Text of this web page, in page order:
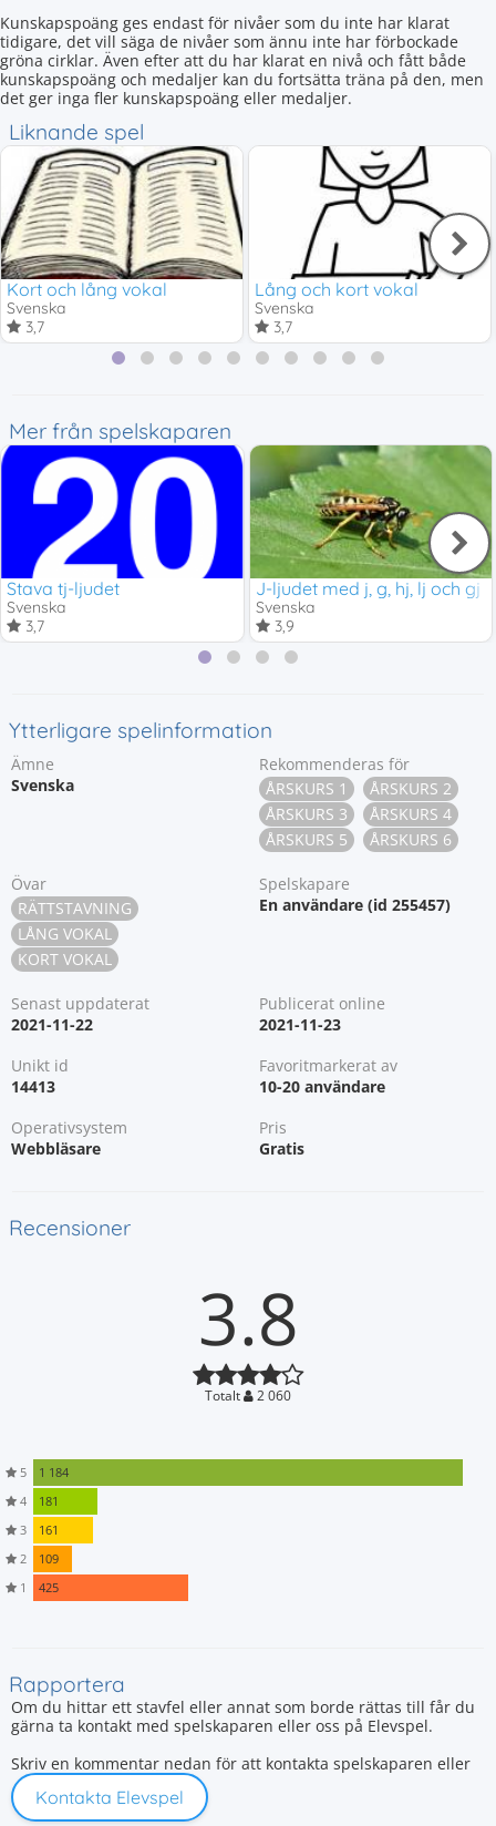
Kunskapspoäng ges endast för nivåer som du inte har klarat
tidigare, det vill säga de nivåer som ännu inte har förbockade
gröna cirklar. Även efter att du har klarat en nivå och fått både
kunskapspoäng och medaljer kan du fortsätta träna på den, men
det ger inga fler kunskapspoäng eller medaljer.
Liknande spel
Kort och lång vokal
Svenska
3,7
Lång och kort vokal
Svenska
3,7
Mer från spelskaparen
Stava tj-ljudet
Svenska
3,7
J-ljudet med j, g, hj, lj och gj
Svenska
3,9
Ytterligare spelinformation
Ämne
Svenska
Rekommenderas för
ÅRSKURS 1
ÅRSKURS 2
ÅRSKURS 3
ÅRSKURS 4
ÅRSKURS 5
ÅRSKURS 6
Övar
RÄTTSTAVNING
LÅNG VOKAL
KORT VOKAL
Spelskapare
En användare (id 255457)
Senast uppdaterat
2021-11-22
Publicerat online
2021-11-23
Unikt id
14413
Favoritmarkerat av
10-20 användare
Operativsystem
Webbläsare
Pris
Gratis
Recensioner
3.8
Totalt 2 060
5
1 184
4
181
3
161
2
109
1
425
Rapportera
Om du hittar ett stavfel eller annat som borde rättas till får du
gärna ta kontakt med spelskaparen eller oss på Elevspel.
Skriv en kommentar nedan för att kontakta spelskaparen eller
Kontakta Elevspel